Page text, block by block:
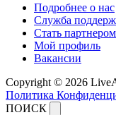
Подробнее о нас
Служба
Стать партнером
Мой профиль
Вакансии
Copyright © 2026
Политика
ПОИСК